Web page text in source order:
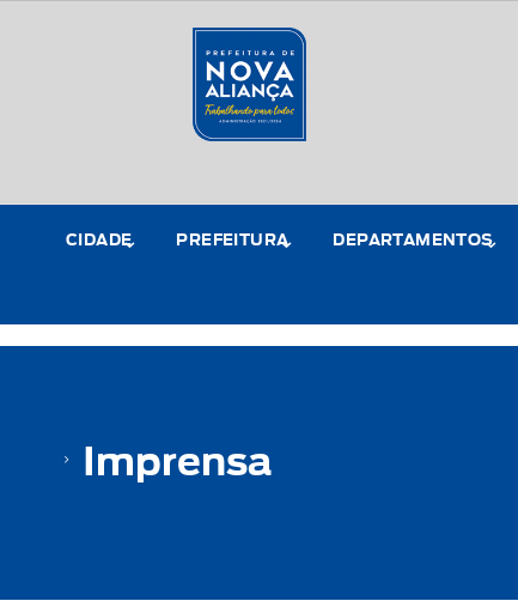
CIDADE PREFEITURA DEPARTAMENTOS
Imprensa